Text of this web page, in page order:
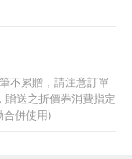
不累贈，請注意訂單
送之折價券消費指定
併使用)